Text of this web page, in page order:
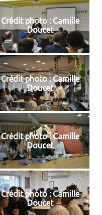
Crédit photo : Camille
Doucet
Crédit photo : Camille
Doucet
Crédit photo : Camille
Doucet
Crédit photo : Camille
Doucet